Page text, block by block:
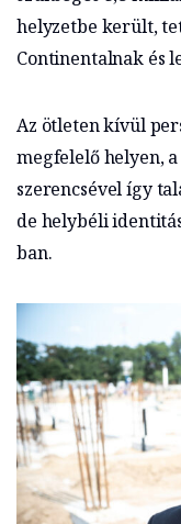
helyzetbe került,
Continentalnak és
Az ötleten kívül
megfelelő helyen,
szerencsével így
de helybéli
ban.